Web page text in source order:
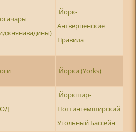
Йорк-
Антверпенские
Правила
Йорки (Yorks)
Йоркшир-
Ноттингемширский
Угольный Бассейн